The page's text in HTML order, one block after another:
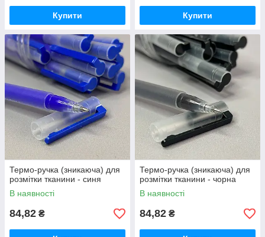
Купити Купити
Термо-ручка (зникаюча) для
розмітки тканини - синя
В наявності
84,82 ₴
Термо-ручка (зникаюча) для
розмітки тканини - чорна
В наявності
84,82 ₴